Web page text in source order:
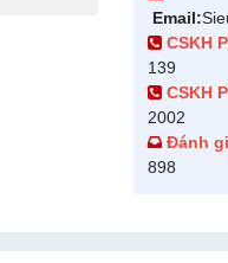
Email:
CSKH
139
CSKH
2002
Đánh
898